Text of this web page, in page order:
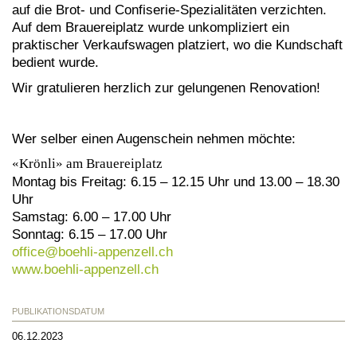
auf die Brot- und Confiserie-Spezialitäten verzichten.
Auf dem Brauereiplatz wurde unkompliziert ein
praktischer Verkaufswagen platziert, wo die Kundschaft
bedient wurde.
Wir gratulieren herzlich zur gelungenen Renovation!
Wer selber einen Augenschein nehmen möchte:
«Krönli» am Brauereiplatz
Montag bis Freitag: 6.15 – 12.15 Uhr und 13.00 – 18.30
Uhr
Samstag: 6.00 – 17.00 Uhr
Sonntag: 6.15 – 17.00 Uhr
office@boehli-appenzell.ch
www.boehli-appenzell.ch
PUBLIKATIONSDATUM
06.12.2023